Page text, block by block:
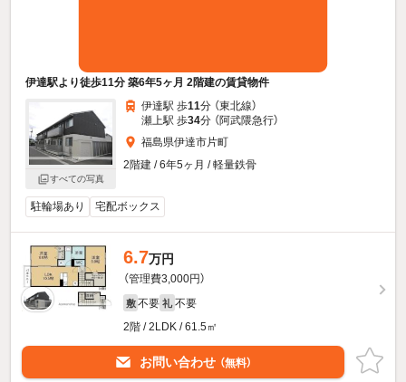
伊達駅より徒歩11分 築6年5ヶ月 2階建の賃貸物件
すべての写真
伊達駅 歩11分 （東北線）
瀬上駅 歩34分 （阿武隈急行）
福島県伊達市片町
2階建 / 6年5ヶ月 / 軽量鉄骨
駐輪場あり 宅配ボックス
6.7万円
（管理費3,000円）
敷 不要 礼 不要
2階 / 2LDK / 61.5㎡
お問い合わせ （無料）